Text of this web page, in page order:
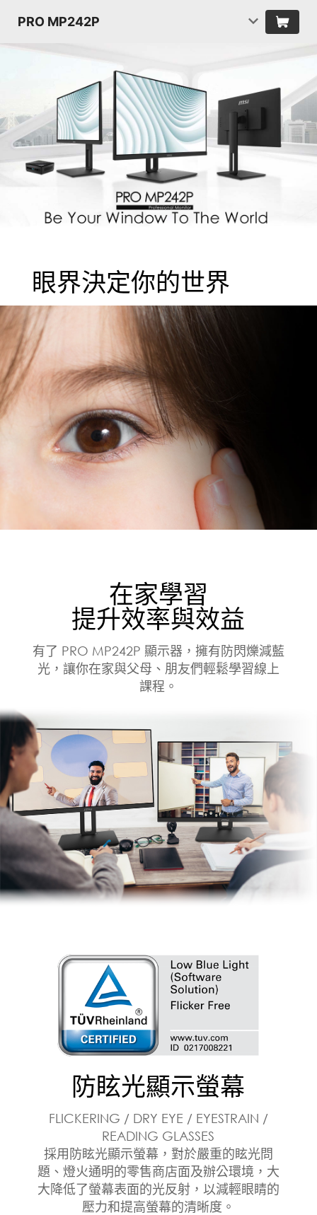
PRO MP242P
眼界決定你的世界
在家學習
提升效率與效益
有了 PRO MP242P 顯示器，擁有防閃爍減藍
光，讓你在家與父母、朋友們輕鬆學習線上
課程。
防眩光顯示螢幕
FLICKERING / DRY EYE / EYESTRAIN /
READING GLASSES
採用防眩光顯示螢幕，對於嚴重的眩光問
題、燈火通明的零售商店面及辦公環境，大
大降低了螢幕表面的光反射，以減輕眼睛的
壓力和提高螢幕的清晰度。